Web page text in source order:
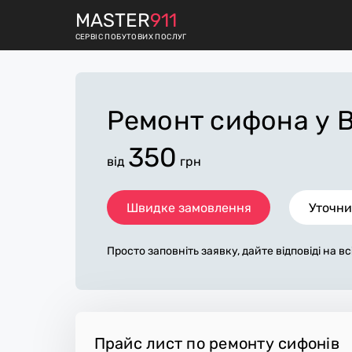
MASTER911
СЕРВІС ПОБУТОВИХ ПОСЛУГ
Ремонт сифона у
від 350 грн
Швидке замовлення
Просто заповніть заявку, дайте відповіді на
стежать за чистотою та прибирають робоче
Прайс лист по ремонту сифонів